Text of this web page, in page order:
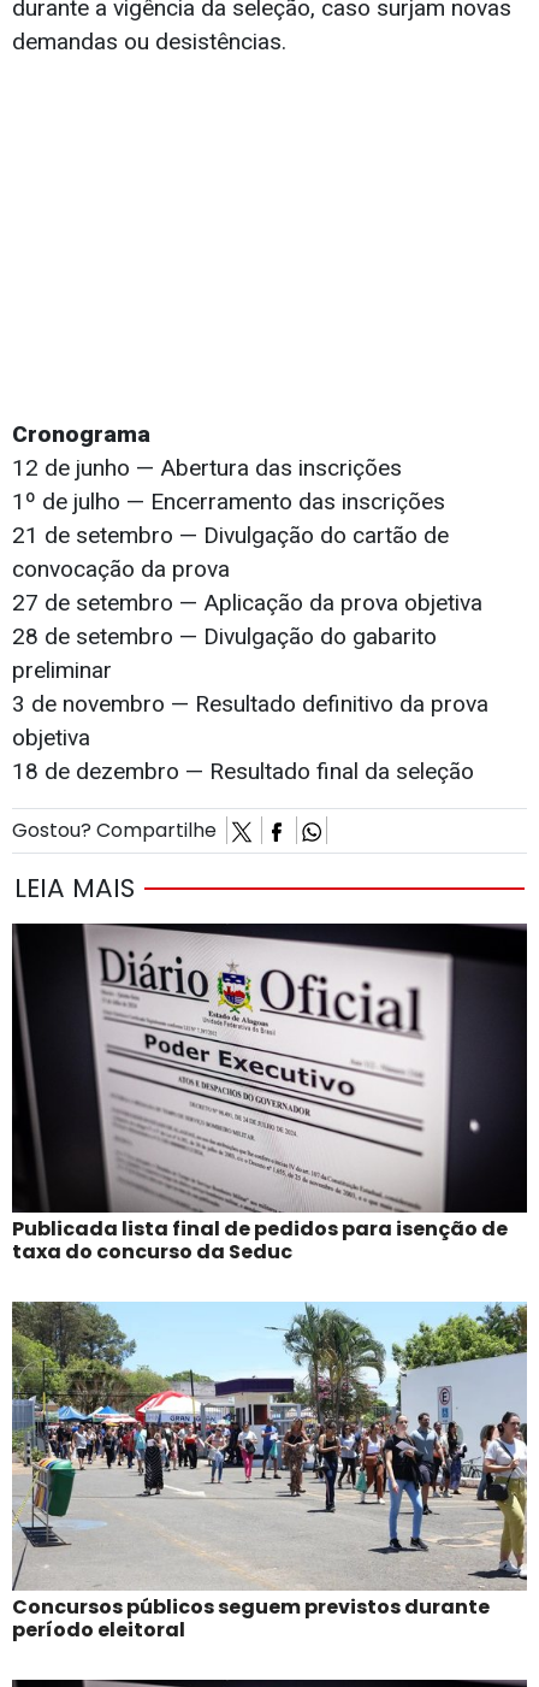
durante a vigência da seleção, caso surjam novas
demandas ou desistências.
Cronograma
12 de junho — Abertura das inscrições
1º de julho — Encerramento das inscrições
21 de setembro — Divulgação do cartão de
convocação da prova
27 de setembro — Aplicação da prova objetiva
28 de setembro — Divulgação do gabarito
preliminar
3 de novembro — Resultado definitivo da prova
objetiva
18 de dezembro — Resultado final da seleção
Gostou? Compartilhe
LEIA MAIS
Publicada lista final de pedidos para isenção de
taxa do concurso da Seduc
Concursos públicos seguem previstos durante
período eleitoral